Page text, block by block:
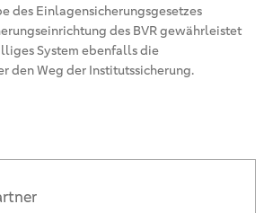
des Einlagensicherungsgesetzes
des BVR gewährleistet
System ebenfalls die
den Weg der Institutssicherung.